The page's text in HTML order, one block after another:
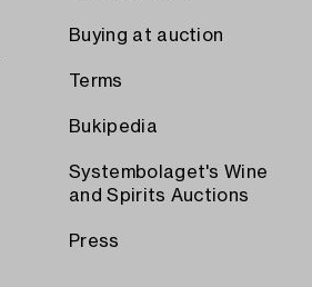
Buying at auction
Terms
Bukipedia
Systembolaget's Wine
and Spirits Auctions
Press